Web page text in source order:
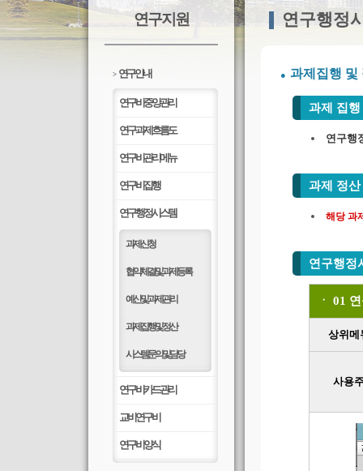
연구지원
> 연구안내
연구비중앙관리
연구과제흐름도
연구비관리메뉴
연구비집행
연구행정시스템
과제신청
협약체결 및 과제등록
예산 및 과제관리
과제 집행 및 정산
시스템 문의 및 담당
연구비카드관리
교비연구비
연구비양식
연구행정
과제집행 및
과제 집행
연구행
과제 정산
해당 과
연구행정
ㆍ 01
상위메
사용